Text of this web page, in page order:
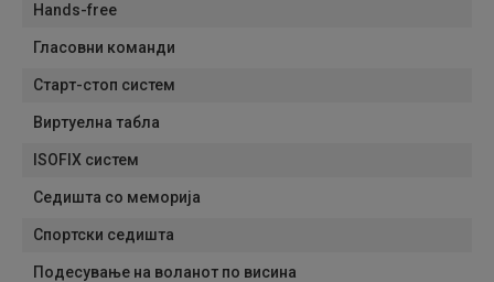
Hands-free
Гласовни команди
Старт-стоп систем
Виртуелна табла
ISOFIX систем
Седишта со меморија
Спортски седишта
Подесување на воланот по висина